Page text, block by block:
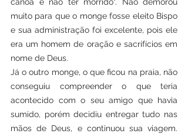
muito para que o monge fosse eleito Bispo
e sua administração foi excelente, pois ele
era um homem de oração e sacrifícios em
nome de Deus.
Já o outro monge, o que ficou na praia, não
conseguiu compreender o que teria
acontecido com o seu amigo que havia
sumido, porém decidiu entregar tudo nas
mãos de Deus, e continuou sua viagem.